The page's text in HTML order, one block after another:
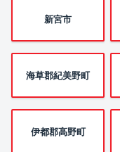
新宮市
海草郡紀美野町
伊都郡高野町